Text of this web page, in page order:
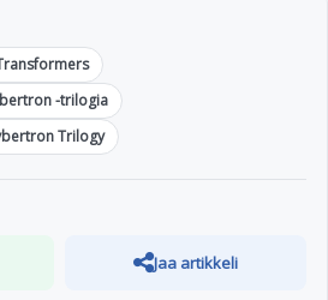
-trilogia
Trilogy
Jaa artikkeli